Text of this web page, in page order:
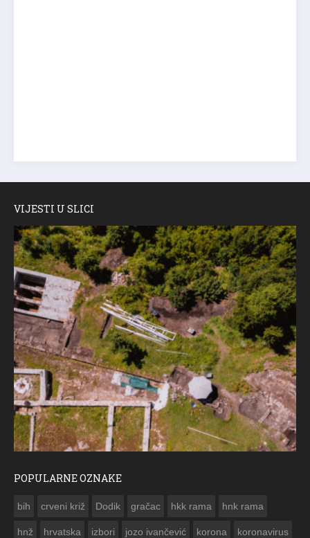
VIJESTI U SLICI
POPULARNE OZNAKE
bih crveni križ Dodik gračac hkk rama hnk rama
hnž hrvatska izbori jozo ivančević korona koronavirus